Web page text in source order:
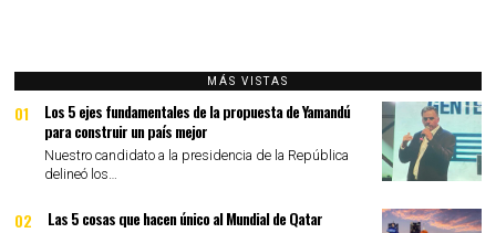
MÁS VISTAS
01
Los 5 ejes fundamentales de la propuesta de Yamandú
para construir un país mejor
Nuestro candidato a la presidencia de la República
delineó los…
02 Las 5 cosas que hacen único al Mundial de Qatar